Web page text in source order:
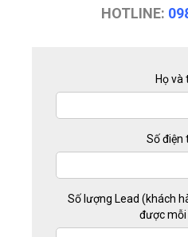
HOTLINE:
Họ và
Số lượng Lead (khách
được
Số điện